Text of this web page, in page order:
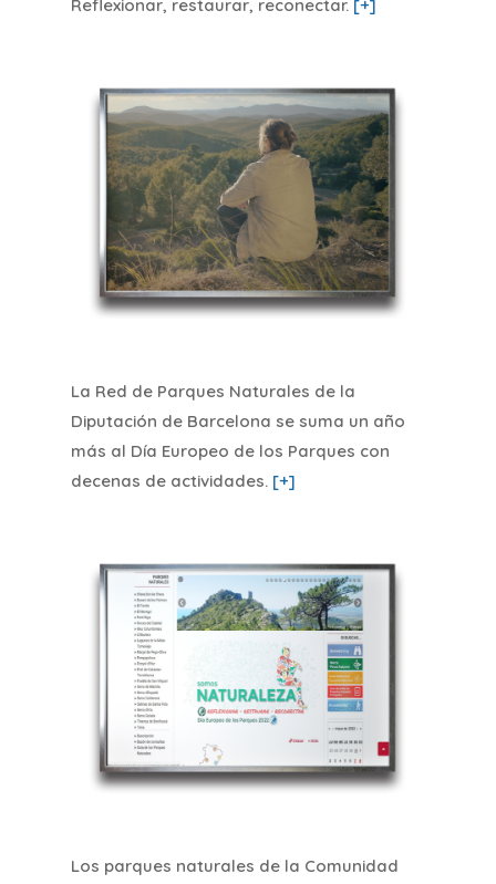
Reflexionar, restaurar, reconectar. [+]
La Red de Parques Naturales de la
Diputación de Barcelona se suma un año
más al Día Europeo de los Parques con
decenas de actividades. [+]
Los parques naturales de la Comunidad